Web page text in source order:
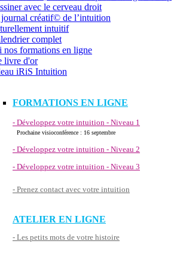
avec le cerveau droit
créatif© de l’intuition
intuitif
complet
nos formations en ligne
livre d'or
iRiS Intuition
FORMATIONS EN LIGNE
- Développez votre intuition - Niveau 1
Prochaine visioconférence : 16 septembre
- Développez votre intuition - Niveau 2
- Développez votre intuition - Niveau 3
- Prenez contact avec votre intuition
ATELIER EN LIGNE
- Les petits mots de votre histoire